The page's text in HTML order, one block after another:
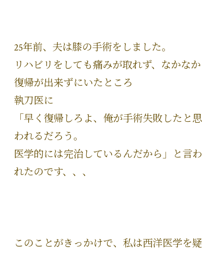
25年前、夫は膝の手術をしました。
リハビリをしても痛みが取れず、なかなか
復帰が出来ずにいたところ
執刀医に
「早く復帰しろよ、俺が手術失敗したと思
われるだろう。
医学的には完治しているんだから」と言わ
れたのです、、、
このことがきっかけで、私は西洋医学を疑